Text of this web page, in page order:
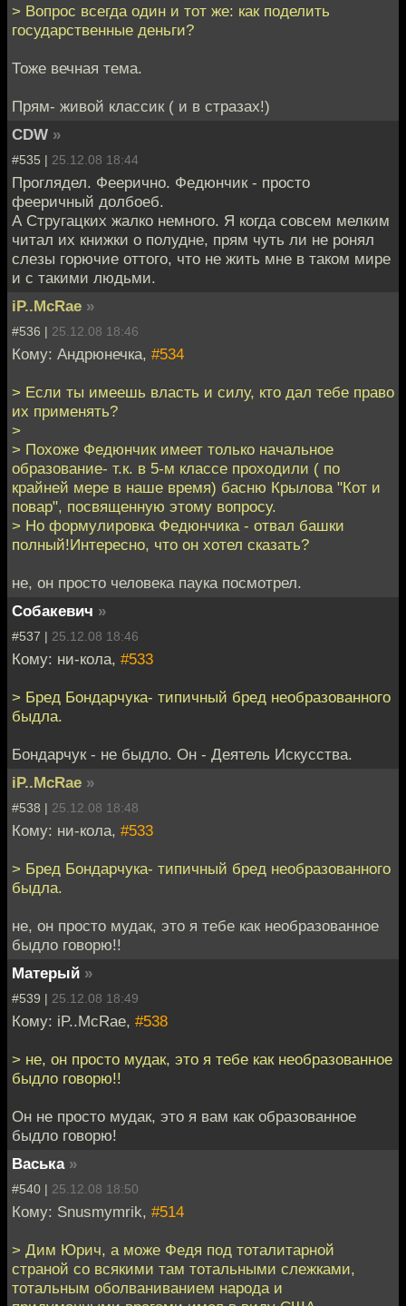
> Вопрос всегда один и тот же: как поделить
государственные деньги?
Тоже вечная тема.
Прям- живой классик ( и в стразах!)
CDW »
#535 | 25.12.08 18:44
Проглядел. Феерично. Федюнчик - просто
фееричный долбоеб.
А Стругацких жалко немного. Я когда совсем мелким
читал их книжки о полудне, прям чуть ли не ронял
слезы горючие оттого, что не жить мне в таком мире
и с такими людьми.
iP..McRae »
#536 | 25.12.08 18:46
Кому: Андрюнечка, #534
> Если ты имеешь власть и силу, кто дал тебе право
их применять?
>
> Похоже Федюнчик имеет только начальное
образование- т.к. в 5-м классе проходили ( по
крайней мере в наше время) басню Крылова "Кот и
повар", посвященную этому вопросу.
> Но формулировка Федюнчика - отвал башки
полный!Интересно, что он хотел сказать?
не, он просто человека паука посмотрел.
Собакевич »
#537 | 25.12.08 18:46
Кому: ни-кола, #533
> Бред Бондарчука- типичный бред необразованного
быдла.
Бондарчук - не быдло. Он - Деятель Искусства.
iP..McRae »
#538 | 25.12.08 18:48
Кому: ни-кола, #533
> Бред Бондарчука- типичный бред необразованного
быдла.
не, он просто мудак, это я тебе как необразованное
быдло говорю!!
Матерый »
#539 | 25.12.08 18:49
Кому: iP..McRae, #538
> не, он просто мудак, это я тебе как необразованное
быдло говорю!!
Он не просто мудак, это я вам как образованное
быдло говорю!
Васька »
#540 | 25.12.08 18:50
Кому: Snusmymrik, #514
> Дим Юрич, а може Федя под тоталитарной
страной со всякими там тотальными слежками,
тотальным оболваниванием народа и